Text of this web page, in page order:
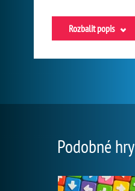
Rozbalit popis
Podobné hry